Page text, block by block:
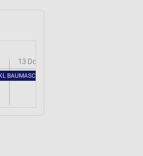
13 Do
BAUMASCHINEN - Sommer 2026